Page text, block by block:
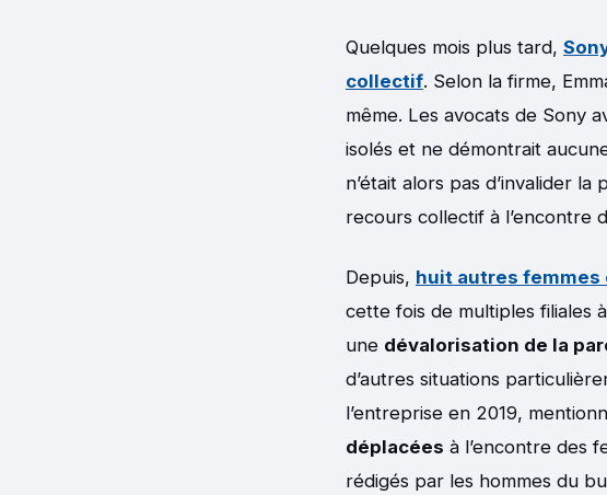
Quelques mois plus tard,
collectif. Selon la firme,
même. Les avocats de Sony
isolés et ne démontrait
n’était alors pas d’invalider la
recours collectif à l’encontre
Depuis, huit autres femmes
cette fois de multiples filiales
une dévalorisation de la
d’autres situations
l’entreprise en 2019,
déplacées à l’encontre des
rédigés par les hommes du